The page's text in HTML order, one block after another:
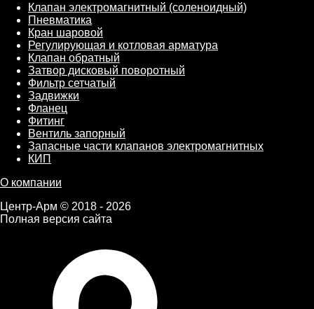
Клапан электромагнитный (соленоидный)
Пневматика
Кран шаровой
Регулирующая и котловая арматура
Клапан обратный
Затвор дисковый поворотный
Фильтр сетчатый
Задвижки
Фланец
Фитинг
Вентиль запорный
Запасные части клапанов электромагнитных
КИП
О компании
Центр-Арм © 2018 - 2026
Полная версия сайта